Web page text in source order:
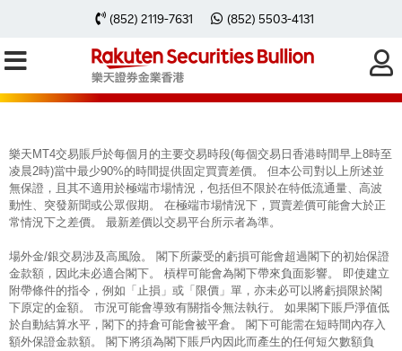
(852) 2119-7631 (852) 5503-4131
每周黃金分析 20240122
樂天MT4交易賬戶於每個月的主要交易時段(每個交易日香港時間早上8時至
凌晨2時)當中最少90%的時間提供固定買賣差價。 但本公司對以上所述並
無保證，且其不適用於極端市場情況，包括但不限於在特低流通量、高波
動性、突發新聞或公眾假期。 在極端市場情況下，買賣差價可能會大於正
常情況下之差價。 最新差價以交易平台所示者為準。
場外金/銀交易涉及高風險。 閣下所蒙受的虧損可能會超過閣下的初始保證
金款額，因此未必適合閣下。 槓桿可能會為閣下帶來負面影響。 即使建立
附帶條件的指令，例如「止損」或「限價」單，亦未必可以將虧損限於閣
下原定的金額。 市況可能會導致有關指令無法執行。 如果閣下賬戶淨值低
於自動結算水平，閣下的持倉可能會被平倉。 閣下可能需在短時間內存入
額外保證金款額。 閣下將須為閣下賬戶內因此而產生的任何短欠數額負